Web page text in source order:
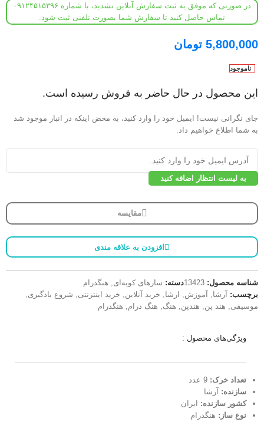
در صورتی که موفق به ثبت سفارش آنلاین نشدید، با شماره ۰۹۱۲۴۵۱۵۳۹۶
تماس حاصل کنید تا سفارش شما بصورت تلفنی ثبت شود.
5,800,000 تومان
ناموجود
این محصول در حال حاضر به فروش رسیده است.
جای نگرانی نیست! ایمیل خود را وارد کنید، به محض اینکه در انبار موجود شد
به شما اطلاع خواهیم داد.
به لیست انتظار اضافه کنید
مقایسه
افزودن به علاقه مندی
شناسه محصول: 13423دسته: سازهای کوبه‌ای, هنگدرام
برچسب: آرشا, آموزش, ارشا, خرید آنلاین, خرید اینترنتی, شروع یادگیری,
موسیقی, هند پن, هندپن, هنگ, هنگ درام, هنگدرام
ویژگی‌های محصول :
تعداد خرک:‌
سازنده: آرشا
کشور سازنده: ایران
نوع ساز: هنگدرام